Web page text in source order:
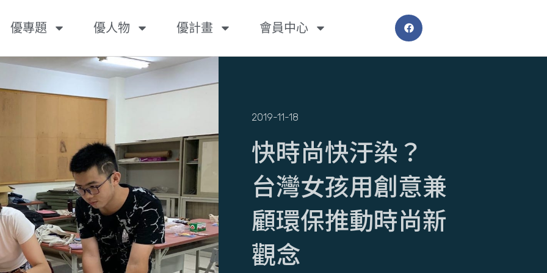
優專題 優人物 優計畫 會員中心
2019-11-18
快時尚快汙染？
台灣女孩用創意兼
顧環保推動時尚新
觀念